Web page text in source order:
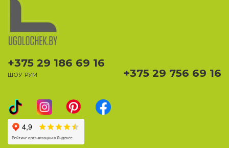
+375 29 186 69 16
ШОУ-РУМ +375 29 756 69 16